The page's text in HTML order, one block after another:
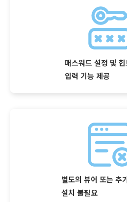
패스워드 설정 및
입력 기능 제공
별도의 뷰어 또는 추
설치 불필요